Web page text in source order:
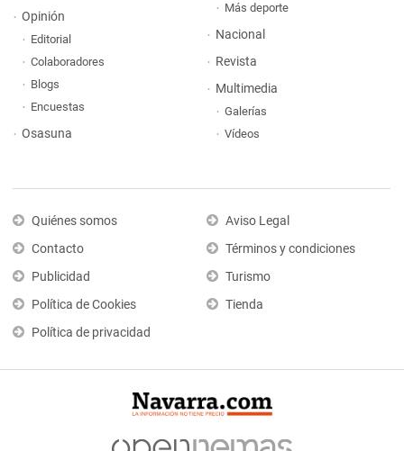
Opinión
Editorial
Colaboradores
Blogs
Encuestas
Osasuna
Más deporte
Nacional
Revista
Multimedia
Galerías
Vídeos
Quiénes somos
Contacto
Publicidad
Política de Cookies
Política de privacidad
Aviso Legal
Términos y condiciones
Turismo
Tienda